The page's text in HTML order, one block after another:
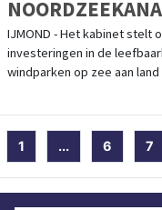
IJMOND - Het kabinet stelt
investeringen in de
windparken op zee aan land
1 ... 6 7